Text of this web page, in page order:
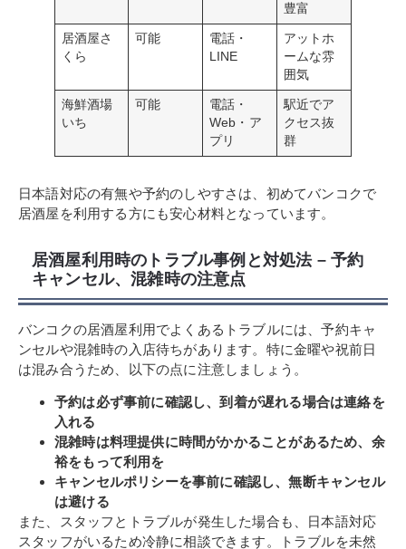
豊富
居酒屋さ
くら
可能
電話・
LINE
アットホ
ームな雰
囲気
海鮮酒場
いち
可能
電話・
Web・ア
プリ
駅近でア
クセス抜
群
日本語対応の有無や予約のしやすさは、初めてバンコクで
居酒屋を利用する方にも安心材料となっています。
居酒屋利用時のトラブル事例と対処法 – 予約
キャンセル、混雑時の注意点
バンコクの居酒屋利用でよくあるトラブルには、予約キャ
ンセルや混雑時の入店待ちがあります。特に金曜や祝前日
は混み合うため、以下の点に注意しましょう。
予約は必ず事前に確認し、到着が遅れる場合は連絡を
入れる
混雑時は料理提供に時間がかかることがあるため、余
裕をもって利用を
キャンセルポリシーを事前に確認し、無断キャンセル
は避ける
また、スタッフとトラブルが発生した場合も、日本語対応
スタッフがいるため冷静に相談できます。トラブルを未然